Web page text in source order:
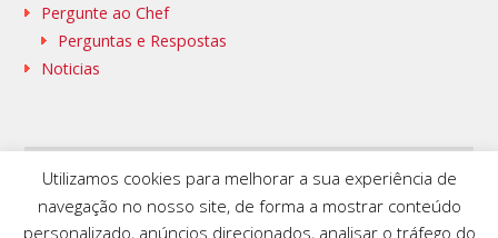
Pergunte ao Chef
Perguntas e Respostas
Noticias
SAMMIC WEB
BASQUESTAGE
FLEISCHMANN’S COOKING GROUP
Utilizamos cookies para melhorar a sua experiência de
navegação no nosso site, de forma a mostrar conteúdo
personalizado, anúncios direcionados, analisar o tráfego do